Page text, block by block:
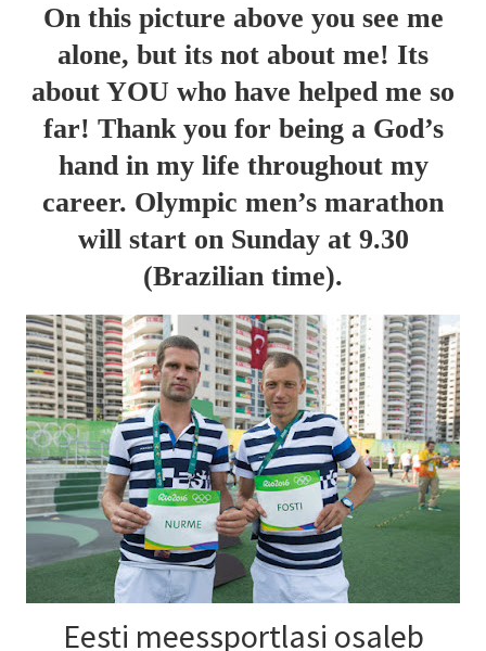
On this picture above you see me
alone, but its not about me! Its
about YOU who have helped me so
far! Thank you for being a God’s
hand in my life throughout my
career. Olympic men’s marathon
will start on Sunday at 9.30
(Brazilian time).
Eesti meessportlasi osaleb